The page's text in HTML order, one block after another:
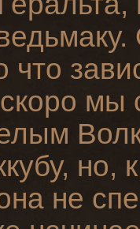
что
мы
но,
не